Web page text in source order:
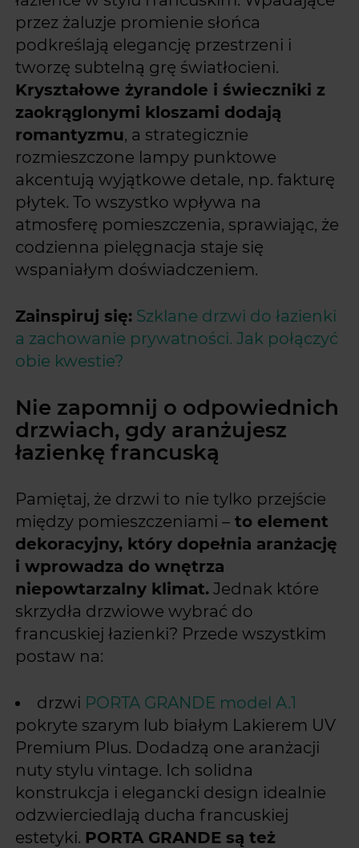
przez żaluzje promienie słońca
podkreślają elegancję przestrzeni i
tworzę subtelną grę światłocieni.
Kryształowe żyrandole i świeczniki z
zaokrąglonymi kloszami dodają
romantyzmu, a strategicznie
rozmieszczone lampy punktowe
akcentują wyjątkowe detale, np. fakturę
płytek. To wszystko wpływa na
atmosferę pomieszczenia, sprawiając, że
codzienna pielęgnacja staje się
wspaniałym doświadczeniem.
Zainspiruj się: Szklane drzwi do łazienki
a zachowanie prywatności. Jak połączyć
obie kwestie?
Nie zapomnij o odpowiednich
drzwiach, gdy aranżujesz
łazienkę francuską
Pamiętaj, że drzwi to nie tylko przejście
między pomieszczeniami – to element
dekoracyjny, który dopełnia aranżację
i wprowadza do wnętrza
niepowtarzalny klimat. Jednak które
skrzydła drzwiowe wybrać do
francuskiej łazienki? Przede wszystkim
postaw na:
drzwi PORTA GRANDE model A.1
pokryte szarym lub białym Lakierem UV
Premium Plus. Dodadzą one aranżacji
nuty stylu vintage. Ich solidna
konstrukcja i elegancki design idealnie
odzwierciedlają ducha francuskiej
estetyki. PORTA GRANDE są też